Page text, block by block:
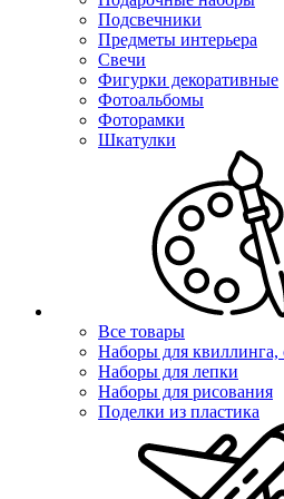
Подсвечники
Предметы интерьера
Свечи
Фигурки декоративные
Фотоальбомы
Фоторамки
Шкатулки
Все товары
Наборы для квиллинга,
Наборы для лепки
Наборы для рисования
Поделки из пластика